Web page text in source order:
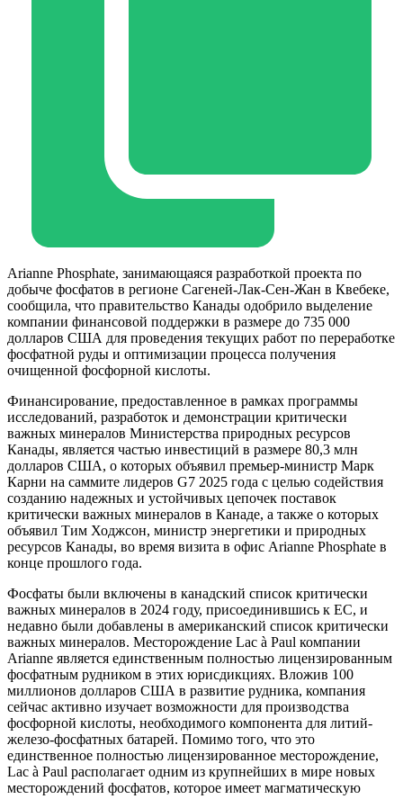
Arianne Phosphate, занимающаяся разработкой проекта по
добыче фосфатов в регионе Сагеней-Лак-Сен-Жан в Квебеке,
сообщила, что правительство Канады одобрило выделение
компании финансовой поддержки в размере до 735 000
долларов США для проведения текущих работ по переработке
фосфатной руды и оптимизации процесса получения
очищенной фосфорной кислоты.
Финансирование, предоставленное в рамках программы
исследований, разработок и демонстрации критически
важных минералов Министерства природных ресурсов
Канады, является частью инвестиций в размере 80,3 млн
долларов США, о которых объявил премьер-министр Марк
Карни на саммите лидеров G7 2025 года с целью содействия
созданию надежных и устойчивых цепочек поставок
критически важных минералов в Канаде, а также о которых
объявил Тим Ходжсон, министр энергетики и природных
ресурсов Канады, во время визита в офис Arianne Phosphate в
конце прошлого года.
Фосфаты были включены в канадский список критически
важных минералов в 2024 году, присоединившись к ЕС, и
недавно были добавлены в американский список критически
важных минералов. Месторождение Lac à Paul компании
Arianne является единственным полностью лицензированным
фосфатным рудником в этих юрисдикциях. Вложив 100
миллионов долларов США в развитие рудника, компания
сейчас активно изучает возможности для производства
фосфорной кислоты, необходимого компонента для литий-
железо-фосфатных батарей. Помимо того, что это
единственное полностью лицензированное месторождение,
Lac à Paul располагает одним из крупнейших в мире новых
месторождений фосфатов, которое имеет магматическую